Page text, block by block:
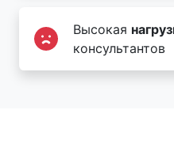
Высокая
консультантов